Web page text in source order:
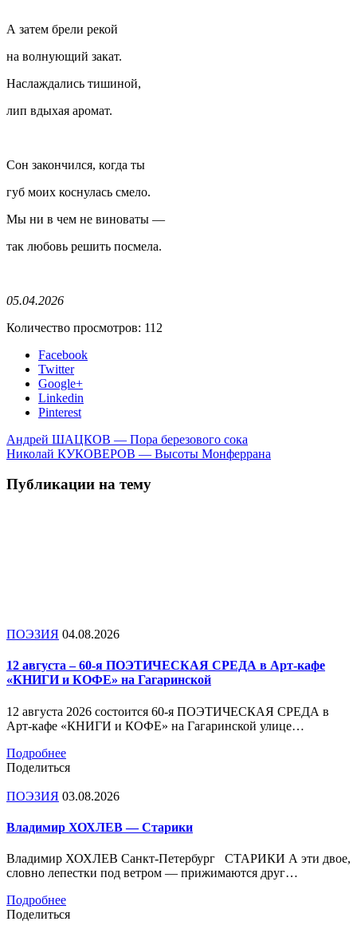
А затем брели рекой
на волнующий закат.
Наслаждались тишиной,
лип вдыхая аромат.
Сон закончился, когда ты
губ моих коснулась смело.
Мы ни в чем не виноваты —
так любовь решить посмела.
05.04.2026
Количество просмотров: 112
Facebook
Twitter
Google+
Linkedin
Pinterest
Андрей ШАЦКОВ — Пора березового сока
Николай КУКОВЕРОВ — Высоты Монферрана
Публикации на тему
ПОЭЗИЯ 04.08.2026
12 августа – 60-я ПОЭТИЧЕСКАЯ СРЕДА в Арт-кафе
«КНИГИ и КОФЕ» на Гагаринской
12 августа 2026 состоится 60-я ПОЭТИЧЕСКАЯ СРЕДА в
Арт-кафе «КНИГИ и КОФЕ» на Гагаринской улице…
Подробнее
Поделиться
ПОЭЗИЯ 03.08.2026
Владимир ХОХЛЕВ — Старики
Владимир ХОХЛЕВ Санкт-Петербург СТАРИКИ А эти двое,
словно лепестки под ветром — прижимаются друг…
Подробнее
Поделиться